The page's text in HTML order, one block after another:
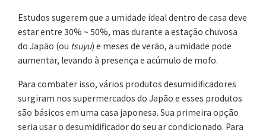
Estudos sugerem que a umidade ideal dentro de casa deve
estar entre 30% ~ 50%, mas durante a estação chuvosa
do Japão (ou tsuyu) e meses de verão, a umidade pode
aumentar, levando à presença e acúmulo de mofo.
Para combater isso, vários produtos desumidificadores
surgiram nos supermercados do Japão e esses produtos
são básicos em uma casa japonesa. Sua primeira opção
seria usar o desumidificador do seu ar condicionado. Para